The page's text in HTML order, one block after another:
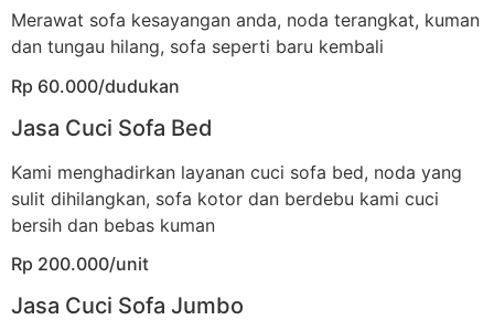
Merawat sofa kesayangan anda, noda terangkat, kuman
dan tungau hilang, sofa seperti baru kembali
Rp 60.000/dudukan
Jasa Cuci Sofa Bed
Kami menghadirkan layanan cuci sofa bed, noda yang
sulit dihilangkan, sofa kotor dan berdebu kami cuci
bersih dan bebas kuman
Rp 200.000/unit
Jasa Cuci Sofa Jumbo